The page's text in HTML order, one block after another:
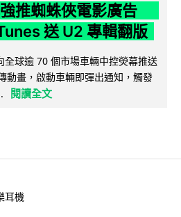
推蜘蛛俠電影廣告
送 U2 專輯翻版
全球逾 70 個市場車輛中控熒幕推送
動畫，啟動車輛即彈出通知，觸發
閱讀全文
耳機